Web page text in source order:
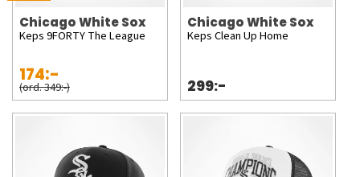
Chicago White Sox
Keps 9FORTY The League
174:-
(ord. 349:-)
Chicago White Sox
Keps Clean Up Home
299:-